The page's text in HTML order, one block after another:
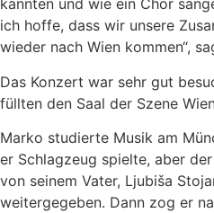
kannten und wie ein Chor
ich hoffe, dass wir unsere
wieder nach Wien kommen“,
Das Konzert war sehr gut
füllten den Saal der Szene
Marko studierte Musik am
er Schlagzeug spielte, aber
von seinem Vater, Ljubiša
weitergegeben. Dann zog er